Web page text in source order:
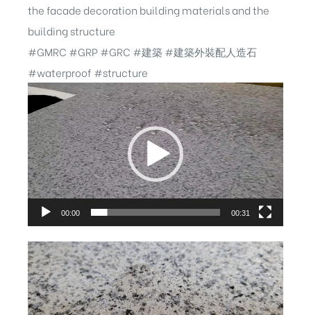
the facade decoration building materials and the
building structure
#GMRC #GRP#GRC #建築#建築外裝配人造石
#waterproof #structure
視
訊
播
放
器
00:00 00:31
含日本